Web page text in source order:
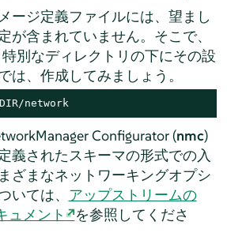
ージ定義ファイルには、望まし
が含まれていません。そこで、
特別なディレクトリの下にその設
は、作成してみましょう。
network
Configurator (nmc)
義されたスキーマの形式での入
ざまなネットワーキングオプシ
いては、 アップストリームの
ュメント
を参照してくださ